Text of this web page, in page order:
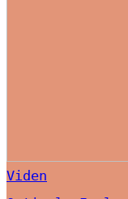
Viden